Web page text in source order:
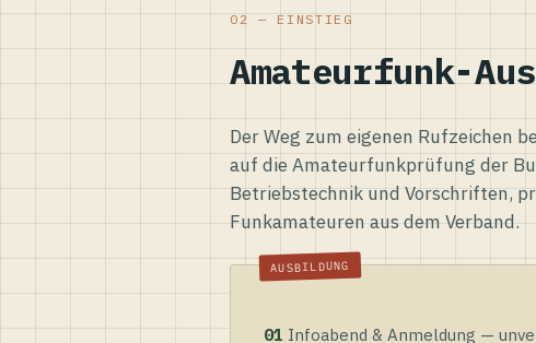
02 — EINSTIEG
Amateurfunk-
Der Weg zum eigenen Rufzeichen
auf die Amateurfunkprüfung der
Betriebstechnik und Vorschriften,
Funkamateuren aus dem Verband.
01 Infoabend & Anmeldung —